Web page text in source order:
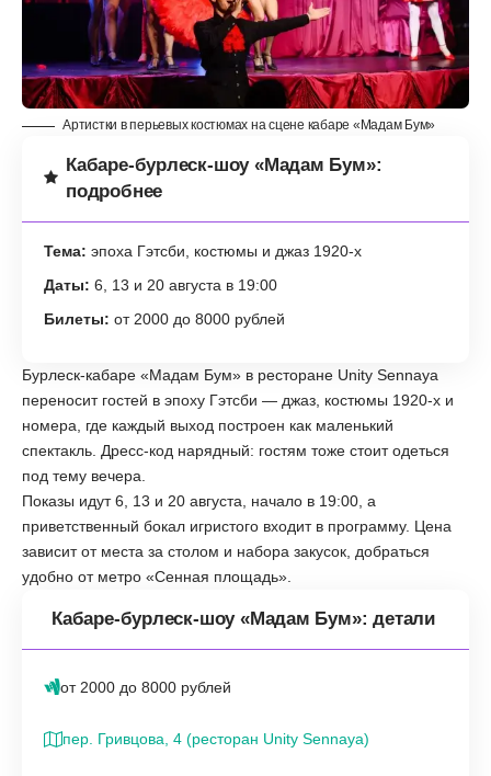
Артистки в перьевых костюмах на сцене кабаре «Мадам Бум»
Кабаре-бурлеск-шоу «Мадам Бум»:
подробнее
Тема: эпоха Гэтсби, костюмы и джаз 1920-х
Даты: 6, 13 и 20 августа в 19:00
Билеты: от 2000 до 8000 рублей
Бурлеск-кабаре «Мадам Бум» в ресторане Unity Sennaya
переносит гостей в эпоху Гэтсби — джаз, костюмы 1920-х и
номера, где каждый выход построен как маленький
спектакль. Дресс-код нарядный: гостям тоже стоит одеться
под тему вечера.
Показы идут 6, 13 и 20 августа, начало в 19:00, а
приветственный бокал игристого входит в программу. Цена
зависит от места за столом и набора закусок, добраться
удобно от метро «Сенная площадь».
Кабаре-бурлеск-шоу «Мадам Бум»: детали
от 2000 до 8000 рублей
пер. Гривцова, 4 (ресторан Unity Sennaya)